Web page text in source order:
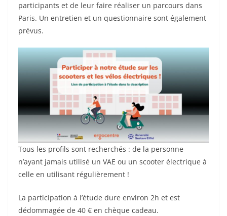
participants et de leur faire réaliser un parcours dans
Paris. Un entretien et un questionnaire sont également
prévus.
Tous les profils sont recherchés : de la personne
n’ayant jamais utilisé un VAE ou un scooter électrique à
celle en utilisant régulièrement !
La participation à l’étude dure environ 2h et est
dédommagée de 40 € en chèque cadeau.